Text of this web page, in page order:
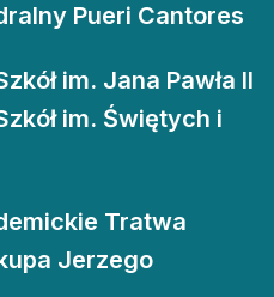
Pueri Cantores
im. Jana Pawła II
im. Świętych i
Tratwa
Jerzego